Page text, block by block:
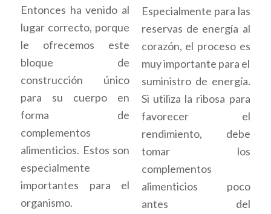
Entonces ha venido al
lugar correcto, porque
le ofrecemos este
bloque de
construcción único
para su cuerpo en
forma de
complementos
alimenticios. Estos son
especialmente
importantes para el
organismo.
Especialmente para las
reservas de energía al
corazón, el proceso es
muy importante para el
suministro de energía.
Si utiliza la ribosa para
favorecer el
rendimiento, debe
tomar los
complementos
alimenticios poco
antes del